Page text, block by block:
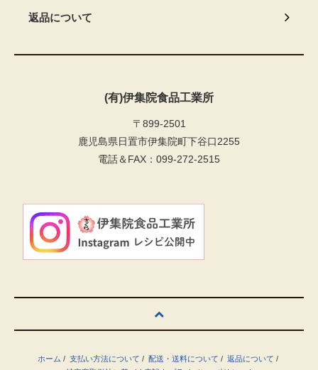
返品について
(有)伊集院食品工業所
〒899-2501
鹿児島県日置市伊集院町下谷口2255
電話＆FAX：099-272-2515
ホーム / 支払い方法について / 配送・送料について / 返品について /